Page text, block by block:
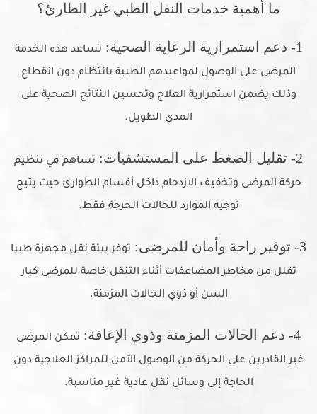
ما أهمية خدمات النقل الطبي غير الطارئ؟
1- دعم استمرارية الرعاية الصحية:
تساعد هذه الخدمة
المرضى على الوصول لمواعيدهم الطبية بانتظام دون انقطاع
وذلك يضمن استمرارية العلاج وتحسين النتائج الصحية على
المدى الطويل.
2- تقليل الضغط على المستشفيات:
تساهم في تنظيم
حركة المرضى وتخفيف الازدحام داخل أقسام الطوارئ حيث يتيح
توجيه الموارد للحالات الحرجة فقط.
3- توفير راحة وأمان للمرضى:
توفر بيئة نقل مجهزة طبيا
تقلل من مخاطر المضاعفات أثناء التنقل خاصة للمرضى كبار
السن أو ذوي الحالات المزمنة.
4- دعم الحالات المزمنة وذوي الإعاقة:
تمكن المرضى
غير القادرين على الحركة من الوصول الآمن للمراكز العلاجية دون
الحاجة إلى وسائل نقل عادية غير مناسبة.